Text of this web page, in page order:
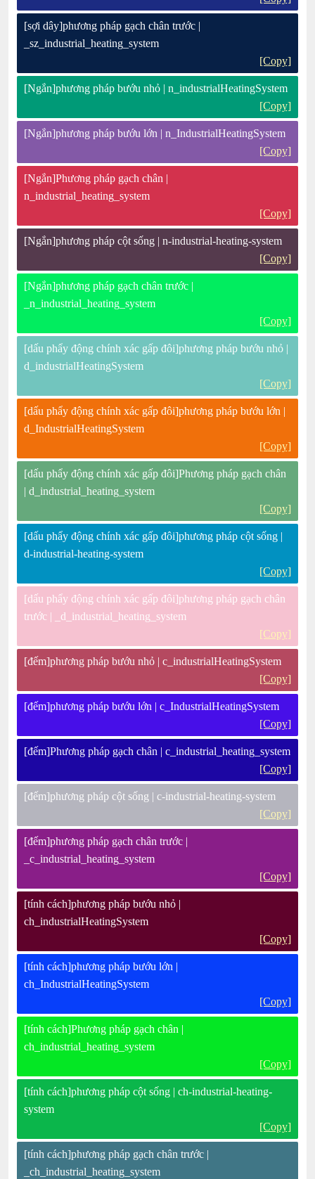
[sợi dây]phương pháp gạch chân trước |
_sz_industrial_heating_system
[Copy]
[Ngắn]phương pháp bướu nhỏ | n_industrialHeatingSystem
[Copy]
[Ngắn]phương pháp bướu lớn | n_IndustrialHeatingSystem
[Copy]
[Ngắn]Phương pháp gạch chân |
n_industrial_heating_system
[Copy]
[Ngắn]phương pháp cột sống | n-industrial-heating-system
[Copy]
[Ngắn]phương pháp gạch chân trước |
_n_industrial_heating_system
[Copy]
[dấu phẩy động chính xác gấp đôi]phương pháp bướu nhỏ |
d_industrialHeatingSystem
[Copy]
[dấu phẩy động chính xác gấp đôi]phương pháp bướu lớn |
d_IndustrialHeatingSystem
[Copy]
[dấu phẩy động chính xác gấp đôi]Phương pháp gạch chân
| d_industrial_heating_system
[Copy]
[dấu phẩy động chính xác gấp đôi]phương pháp cột sống |
d-industrial-heating-system
[Copy]
[dấu phẩy động chính xác gấp đôi]phương pháp gạch chân
trước | _d_industrial_heating_system
[Copy]
[đếm]phương pháp bướu nhỏ | c_industrialHeatingSystem
[Copy]
[đếm]phương pháp bướu lớn | c_IndustrialHeatingSystem
[Copy]
[đếm]Phương pháp gạch chân | c_industrial_heating_system
[Copy]
[đếm]phương pháp cột sống | c-industrial-heating-system
[Copy]
[đếm]phương pháp gạch chân trước |
_c_industrial_heating_system
[Copy]
[tính cách]phương pháp bướu nhỏ |
ch_industrialHeatingSystem
[Copy]
[tính cách]phương pháp bướu lớn |
ch_IndustrialHeatingSystem
[Copy]
[tính cách]Phương pháp gạch chân |
ch_industrial_heating_system
[Copy]
[tính cách]phương pháp cột sống | ch-industrial-heating-
system
[Copy]
[tính cách]phương pháp gạch chân trước |
_ch_industrial_heating_system